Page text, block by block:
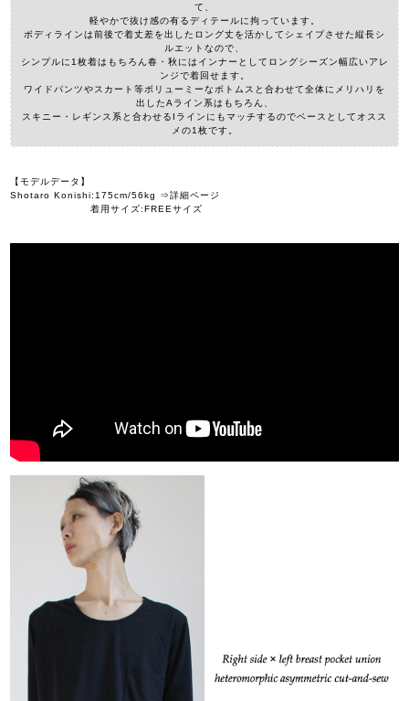
て、
軽やかで抜け感の有るディテールに拘っています。
ボディラインは前後で着丈差を出したロング丈を活かしてシェイプさせた縦長シ
ルエットなので、
シンプルに1枚着はもちろん春・秋にはインナーとしてロングシーズン幅広いアレ
ンジで着回せます。
ワイドパンツやスカート等ボリューミーなボトムスと合わせて全体にメリハリを
出したAライン系はもちろん、
スキニー・レギンス系と合わせるIラインにもマッチするのでベースとしてオスス
メの1枚です。
【モデルデータ】
Shotaro Konishi:175cm/56kg ⇒詳細ページ
着用サイズ:FREEサイズ